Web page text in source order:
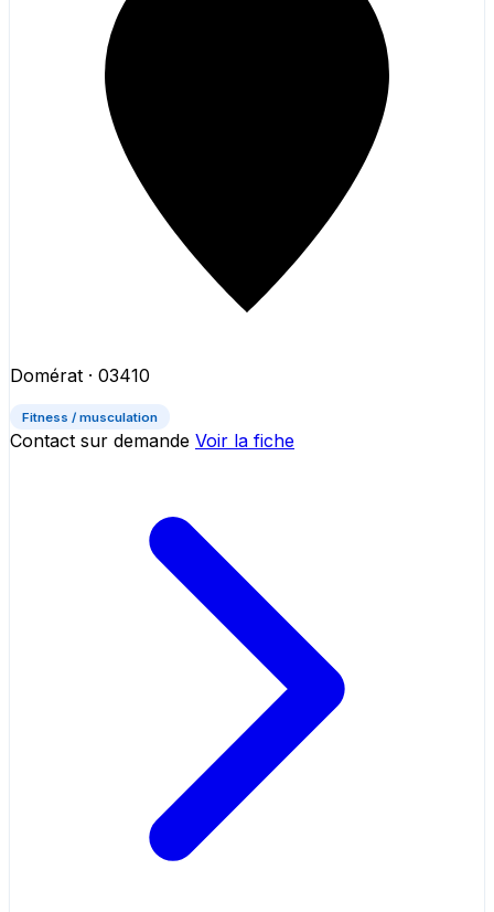
Domérat · 03410
Fitness / musculation
Contact sur demande Voir la fiche